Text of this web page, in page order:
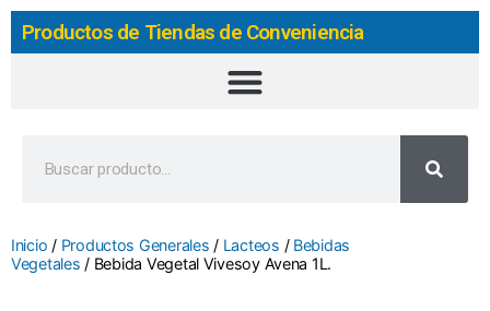
Productos de Tiendas de Conveniencia
Inicio / Productos Generales / Lacteos / Bebidas
Vegetales / Bebida Vegetal Vivesoy Avena 1L.